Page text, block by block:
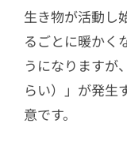
生き物が活動し
るごとに暖かく
うになりますが
らい）」が発生
意です。